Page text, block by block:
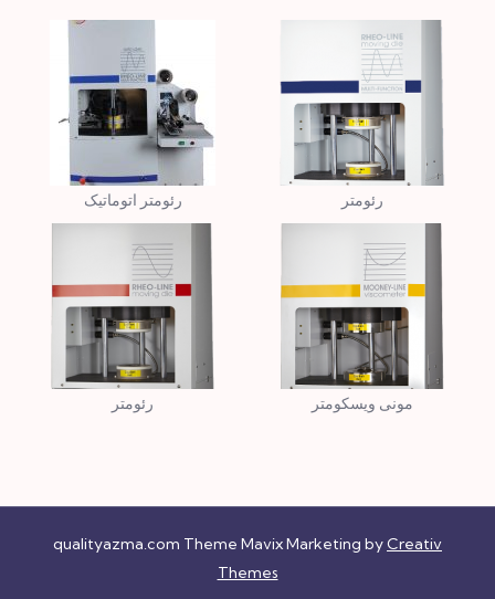
رئومتر رئومتر اتوماتیک
مونی ویسکومتر رئومتر
qualityazma.com Theme Mavix Marketing byCreativ
Themes